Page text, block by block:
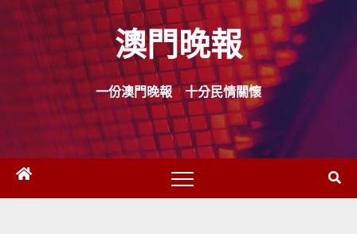
Skip
content
澳門晚報
一份澳門晚報 十分民情關懷